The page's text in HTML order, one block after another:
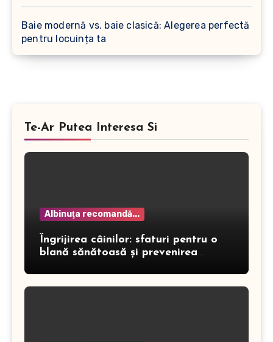
Baie modernă vs. baie clasică: Alegerea perfectă
pentru locuința ta
Te-Ar Putea Interesa Si
Albinuţa recomandă...
Îngrijirea câinilor: sfaturi pentru o
blană sănătoasă și prevenirea